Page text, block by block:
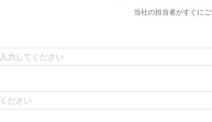
当社の担当者がすぐにご